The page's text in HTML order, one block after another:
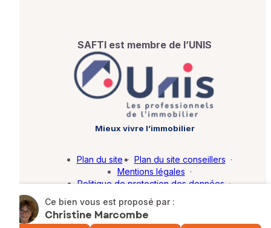
Ce bien vous est proposé par :
Christine Marcombe
SAFTI est membre de l’UNIS
Mieux vivre l’immobilier
© SAFTI 2026. Tous droits réservés.
Plan du site · Plan du site conseillers ·
Mentions légales ·
Politique de protection des données ·